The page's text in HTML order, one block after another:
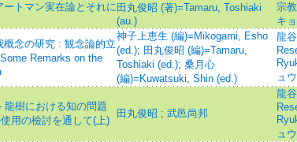
トマン実在論とそれに田丸俊昭 (著)=Tamaru, Toshiaki
(au.)
宗
キ
念の研究 : 観念論的立
Remarks on the
神子上恵生 (編)=Mikogami, Esho
(ed.); 田丸俊昭 (編)=Tamaru,
Toshiaki (ed.); 桑月心
(編)=Kuwatsuki, Shin (ed.)
龍
ュ
龍樹における知の問題
用の檢討を通して(上)
田丸俊昭 ; 武邑尚邦
龍
ュ